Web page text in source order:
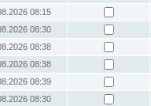
08:15
08:30
08:38
08:38
08:39
08:30